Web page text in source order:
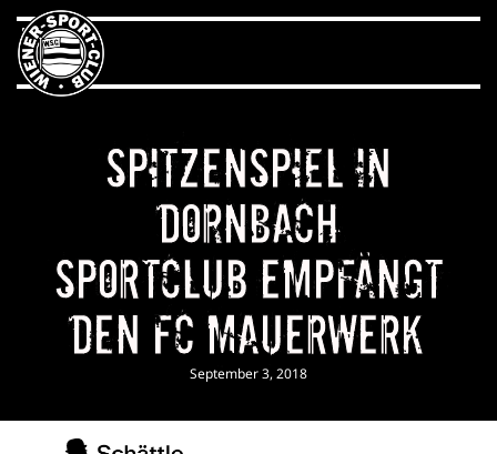
Spitzenspiel in
Dornbach
Sportclub empfängt
den FC Mauerwerk
September 3, 2018